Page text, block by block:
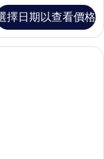
擇日期以查看價格
房內保險箱、書桌、筆